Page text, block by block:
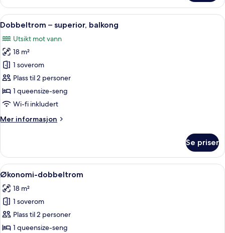
balkong
Åpne
alle
bildene
av
Dobbeltrom
–
superior,
balkong
Dobbeltrom – superior, balkong |
6
Dobbeltrom – superior, balkong
Utsikt mot vann
18 m²
1 soverom
Plass til 2 personer
1 queensize-seng
Wi-fi inkludert
Mer informasjon
Mer
–
superior,
balkong
Se priser
Åpne
alle
bildene
av
Økonomi-
dobbeltrom
Økonomi-dobbeltrom | Minibar,
5
Økonomi-dobbeltrom
18 m²
1 soverom
Plass til 2 personer
1 queensize-seng